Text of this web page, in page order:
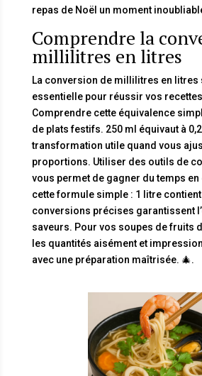
repas de Noël un moment
Comprendre la
millilitres en litres
La conversion de millilitres en litres
essentielle pour réussir vos
Comprendre cette équivalence
de plats festifs. 250 ml équivaut à
transformation utile quand vous
proportions. Utiliser des outils de
vous permet de gagner du temps en
cette formule simple : 1 litre contient
conversions précises garantissent
saveurs. Pour vos soupes de fruits
les quantités aisément et
avec une préparation maîtrisée. 🎄.